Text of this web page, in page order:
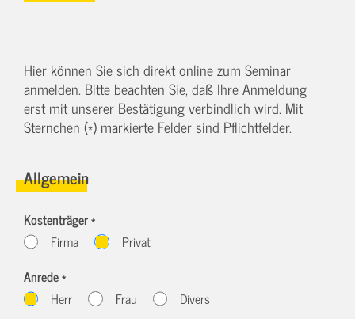
Hier können Sie sich direkt online zum Seminar
anmelden. Bitte beachten Sie, daß Ihre Anmeldung
erst mit unserer Bestätigung verbindlich wird. Mit
Sternchen (*) markierte Felder sind Pflichtfelder.
Allgemein
Kostenträger *
Firma
Privat
Anrede *
Herr
Frau Divers